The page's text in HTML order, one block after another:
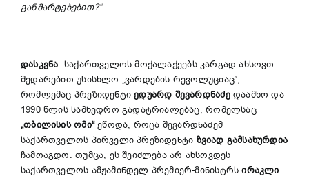
განმარტებებით?“
დასკვნა: საქართველოს მოქალაქეებს კარგად ახსოვთ
შედარებით უსისხლო „ვარდების რევოლუციაც“,
რომლემაც პრეზიდენტიედუარდ შევარდნაძედაამხო და
1990 წლის სამხედრო გადატრიალებაც, რომელსაც
„თბილისის ომი“ეწოდა, როცა შევარდნაძემ
საქართველოს პირველი პრეზიდენტი ზვიად გამსახურდია
ჩამოაგდო. თუმცა, ეს შეიძლება არ ახსოვდეს
საქართველოს ამჟამინდელ პრემიერ-მინისტრსირაკლი